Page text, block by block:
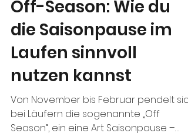
2. Okt. 2025
Laufmotivation
Off-Season: Wie du
die Saisonpause im
Laufen sinnvoll
nutzen kannst